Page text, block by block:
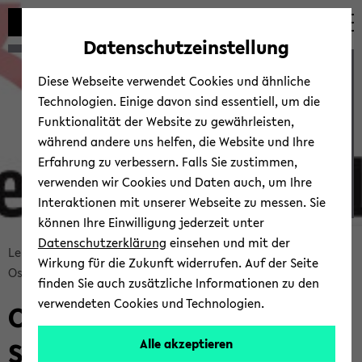
Automatische
vermeiden
zum
wechseln
zum
wechseln
zum
wechseln
Bread­
crumb
sprin­
gen
und
Lehr­stuhl Prof. Dr. Simon Kemp­ny, LL.M. (UWE Bris­tol)
Ostwestfälisch-​Lippischer Steu­er­kreis
Steu­er­kreis e. V.
© Uni­ver­si­tät Bie­le­feld/Ostwestfälisch-​Lippischer Steu­er­kreis e. V.
Ostwestfälisch-​Lippischer
Steu­er­kreis e. V.
Datenschutzeinstellung
Diese Webseite verwendet Cookies und ähnliche
Technologien. Einige davon sind essentiell, um die
Funktionalität der Website zu gewährleisten,
während andere uns helfen, die Website und Ihre
Erfahrung zu verbessern. Falls Sie zustimmen,
verwenden wir Cookies und Daten auch, um Ihre
Interaktionen mit unserer Webseite zu messen. Sie
können Ihre Einwilligung jederzeit unter
Datenschutzerklärung einsehen und mit der
Wirkung für die Zukunft widerrufen. Auf der Seite
finden Sie auch zusätzliche Informationen zu den
verwendeten Cookies und Technologien.
Alle akzeptieren